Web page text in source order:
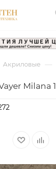
Акриловые —
Milana